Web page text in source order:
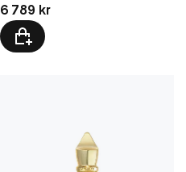
Pris: 6 789 kr
6 789 kr